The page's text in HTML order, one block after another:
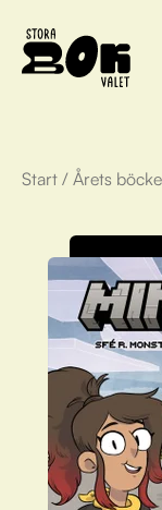
Årets
Om
Olivia
Vinnare
FAQ
För
Start / Årets